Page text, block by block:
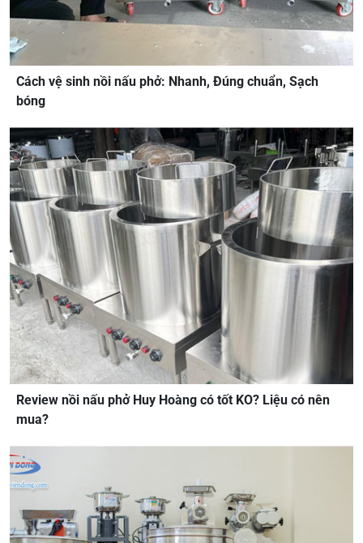
Cách vệ sinh nồi nấu phở: Nhanh, Đúng chuẩn, Sạch
bóng
Review nồi nấu phở Huy Hoàng có tốt KO? Liệu có nên
mua?